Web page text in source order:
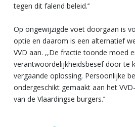
tegen dit falend beleid.’’
Op ongewijzigde voet doorgaan is
optie en daarom is een alternatief
VVD aan. ,,De fractie toonde moed
verantwoordelijkheidsbesef door te
vergaande oplossing. Persoonlijke
ondergeschikt gemaakt aan het
van de Vlaardingse burgers.’’